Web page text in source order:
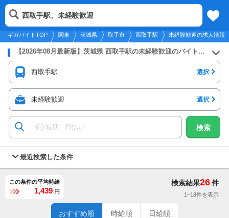
2026年8月9日更新
関東
メニュー
ギガバイトTOP 関東 茨城県 取手市 西取手駅 未経験歓迎の求人情報
西取手駅、未経験歓迎
【2026年08月最新版】茨城県 西取手駅の未経験歓迎のバイト・アルバイト・パートの求人募集情報
西取手駅 選択
未経験歓迎 選択
検索
最近検索した条件
この条件の平均時給
1,439 円
検索結果26件
1~18件を表示
おすすめ順 時給順 日給順